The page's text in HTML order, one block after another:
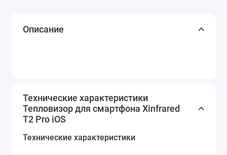
Описание
Технические характеристики
Тепловизор для смартфона Xinfrared
T2 Pro iOS
Технические характеристики